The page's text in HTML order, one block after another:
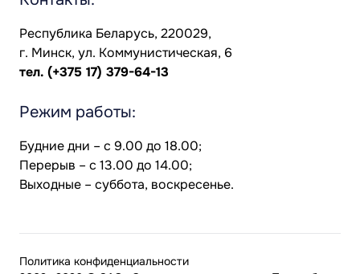
Республика Беларусь, 220029,
г. Минск, ул. Коммунистическая, 6
тел. (+375 17) 379-64-13
Режим работы:
Будние дни – с 9.00 до 18.00;
Перерыв – с 13.00 до 14.00;
Выходные – суббота, воскресенье.
Политика конфиденциальности